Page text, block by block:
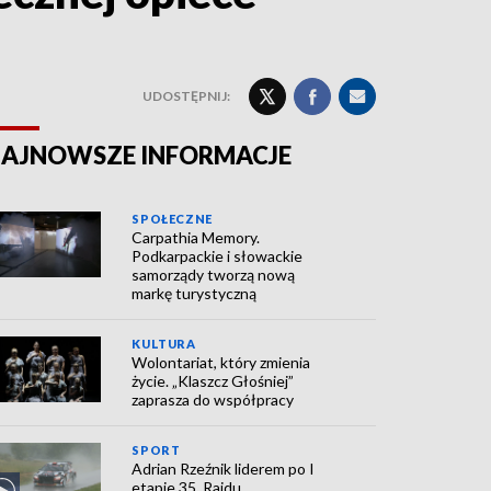
UDOSTĘPNIJ:
INFORMACJE
SPOŁECZNE
Carpathia Memory.
Podkarpackie i słowackie
samorządy tworzą nową
markę turystyczną
KULTURA
Wolontariat, który zmienia
życie. „Klaszcz Głośniej”
zaprasza do współpracy
SPORT
Adrian Rzeźnik liderem po I
etapie 35. Rajdu